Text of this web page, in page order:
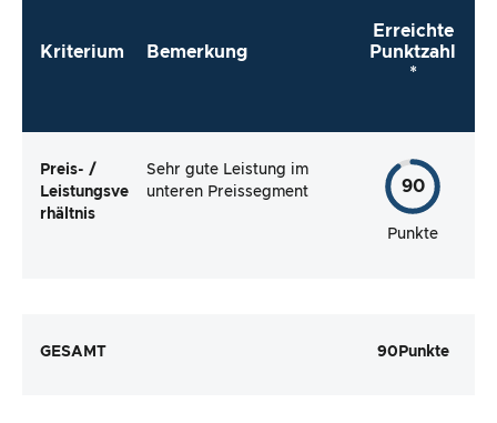
Kriterium Bemerkung
Erreichte
Punktzahl
*
Preis- /
Leistungsve
rhältnis
Sehr gute Leistung im
unteren Preissegment
90
Punkte
GESAMT 90 Punkte